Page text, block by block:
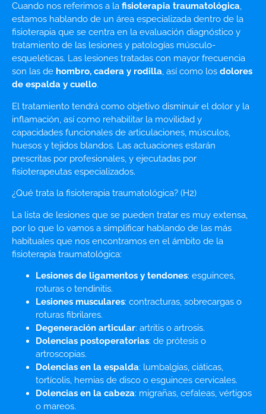
Cuando nos referimos a la fisioterapia traumatológica,
estamos hablando de un área especializada dentro de la
fisioterapia que se centra en la evaluación diagnóstico y
tratamiento de las lesiones y patologías músculo-
esqueléticas. Las lesiones tratadas con mayor frecuencia
son las de hombro, cadera y rodilla, así como los dolores
de espalda y cuello.
El tratamiento tendrá como objetivo disminuir el dolor y la
inflamación, así como rehabilitar la movilidad y
capacidades funcionales de articulaciones, músculos,
huesos y tejidos blandos. Las actuaciones estarán
prescritas por profesionales, y ejecutadas por
fisioterapeutas especializados.
¿Qué trata la fisioterapia traumatológica? (H2)
La lista de lesiones que se pueden tratar es muy extensa,
por lo que lo vamos a simplificar hablando de las más
habituales que nos encontramos en el ámbito de la
fisioterapia traumatológica:
Lesiones de ligamentos y tendones: esguinces,
roturas o tendinitis.
Lesiones musculares: contracturas, sobrecargas o
roturas fibrilares.
Degeneración articular: artritis o artrosis.
Dolencias postoperatorias: de prótesis o
artroscopias.
Dolencias en la espalda: lumbalgias, ciáticas,
tortícolis, hernias de disco o esguinces cervicales.
Dolencias en la cabeza: migrañas, cefaleas, vértigos
o mareos.